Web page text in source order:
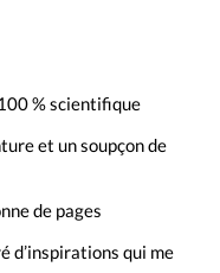
% scientifique
et un soupçon de
de pages
d’inspirations qui me